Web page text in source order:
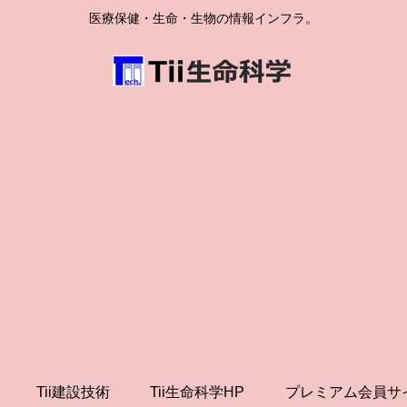
医療保健・生命・生物の情報インフラ。
Tii建設技術 Tii生命科学HP プレミアム会員サ